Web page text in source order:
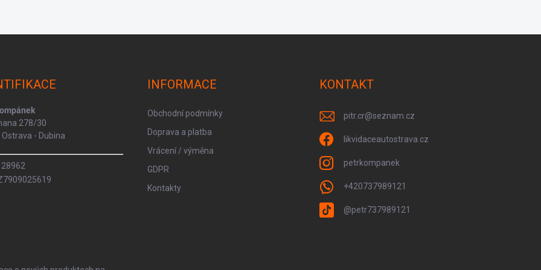
278/30
- Dubina
INFORMACE
Obchodní podmínky
Doprava a platba
Vrácení / výměna
GDPR
Kontakty
KONTAKT
pitr.cr@seznam.cz
likvidaceautostrava.cz
petrkompanek
+420737989121
@petr737989121